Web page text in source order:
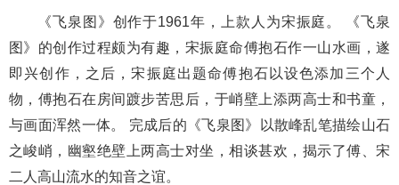
《飞泉图》创作于1961年，上款人为宋振庭。 《飞泉
图》的创作过程颇为有趣，宋振庭命傅抱石作一山水画，遂
即兴创作，之后，宋振庭出题命傅抱石以设色添加三个人
物，傅抱石在房间踱步苦思后，于峭壁上添两高士和书童，
与画面浑然一体。 完成后的《飞泉图》以散峰乱笔描绘山石
之峻峭，幽壑绝壁上两高士对坐，相谈甚欢，揭示了傅、宋
二人高山流水的知音之谊。